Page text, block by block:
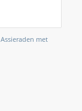
Assieraden met